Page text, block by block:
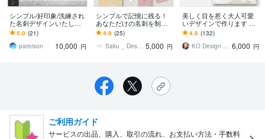
シンプル/好印象/洗練され
た名刺デザインいたしま
す 【修正回数無制限】丁
寧な対応で初めてでも安
心！
5.0 (21)
paterson
10,000 円
シンプルで記憶に残る！
あなただけの名刺を制作
します 初心者の方もサポ
ート！名刺、ショップカ
ード、台紙制作承ります
4.9 (25)
Saku _ Design 5,000 円
美しく目を惹く大人可愛
いデザインで作ります 大
人可愛い目を惹くデザイ
ンであなたをアピールす
る名刺。
4.8 (132)
KO Design Kayo 6,000 円
ご利用ガイド
サービスの出品、購入、取引の流れ、お支払い方法・手数料